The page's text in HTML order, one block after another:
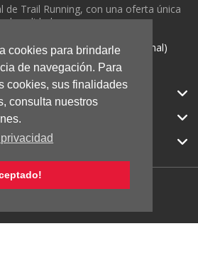
cookies para brindarle
de navegación. Para
cookies, sus finalidades
consulta nuestros
de Trail Running, con una oferta única
de calidad.
para rede móvel nacional)
Todos los derechos reservados.